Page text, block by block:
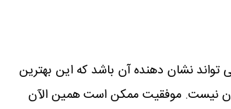
نشان دھنده آن باشد که این بھترین
نیست. موفقیت ممکن است ھمین الآن